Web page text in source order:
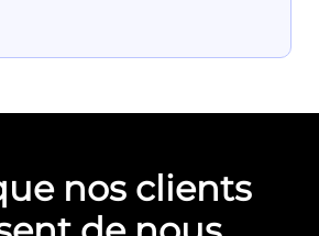
nos clients